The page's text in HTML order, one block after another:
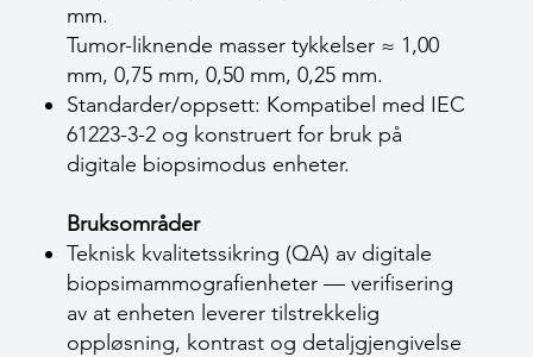
mm.
Tumor-liknende masser tykkelser ≈ 1,00
mm, 0,75 mm, 0,50 mm, 0,25 mm.
Standarder/oppsett: Kompatibel med IEC
61223-3-2 og konstruert for bruk på
digitale biopsimodus enheter.
Bruksområder
Teknisk kvalitetssikring (QA) av digitale
biopsimammografienheter — verifisering
av at enheten leverer tilstrekkelig
oppløsning, kontrast og detaljgjengivelse